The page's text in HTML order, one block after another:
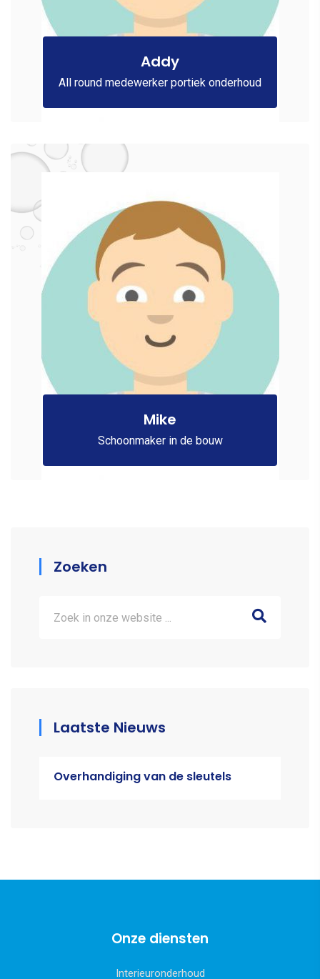
Addy
All round medewerker portiek onderhoud
Mike
Schoonmaker in de bouw
Zoeken
Laatste Nieuws
Overhandiging van de sleutels
Onze diensten
Interieuronderhoud